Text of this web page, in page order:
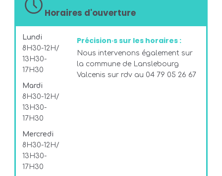
Horaires d'ouverture
Lundi
8H30-12H/
13H30-
17H30
Mardi
8H30-12H/
13H30-
17H30
Mercredi
8H30-12H/
13H30-
17H30
Précision·s sur les horaires :
Nous intervenons également sur
la commune de Lanslebourg
Valcenis sur rdv au 04 79 05 26 67